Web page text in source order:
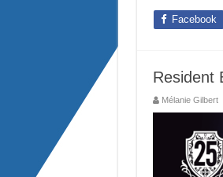
Facebook
Resident
Mélanie Gilbert